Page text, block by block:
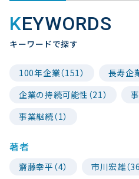
KEYWORDS
キーワードで探す
100年企業（151）
長寿企
企業の持続可能性（21）
事業継続（1）
著者
齋藤幸平（4） 市川宏雄（36